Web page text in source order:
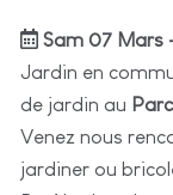
Sam 07 Mars
Jardin en
de jardin au
Venez nous
jardiner ou